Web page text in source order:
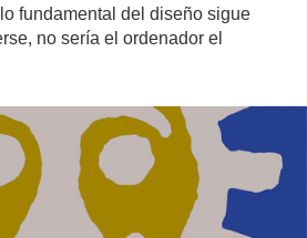
fundamental del diseño sigue
no sería el ordenador el